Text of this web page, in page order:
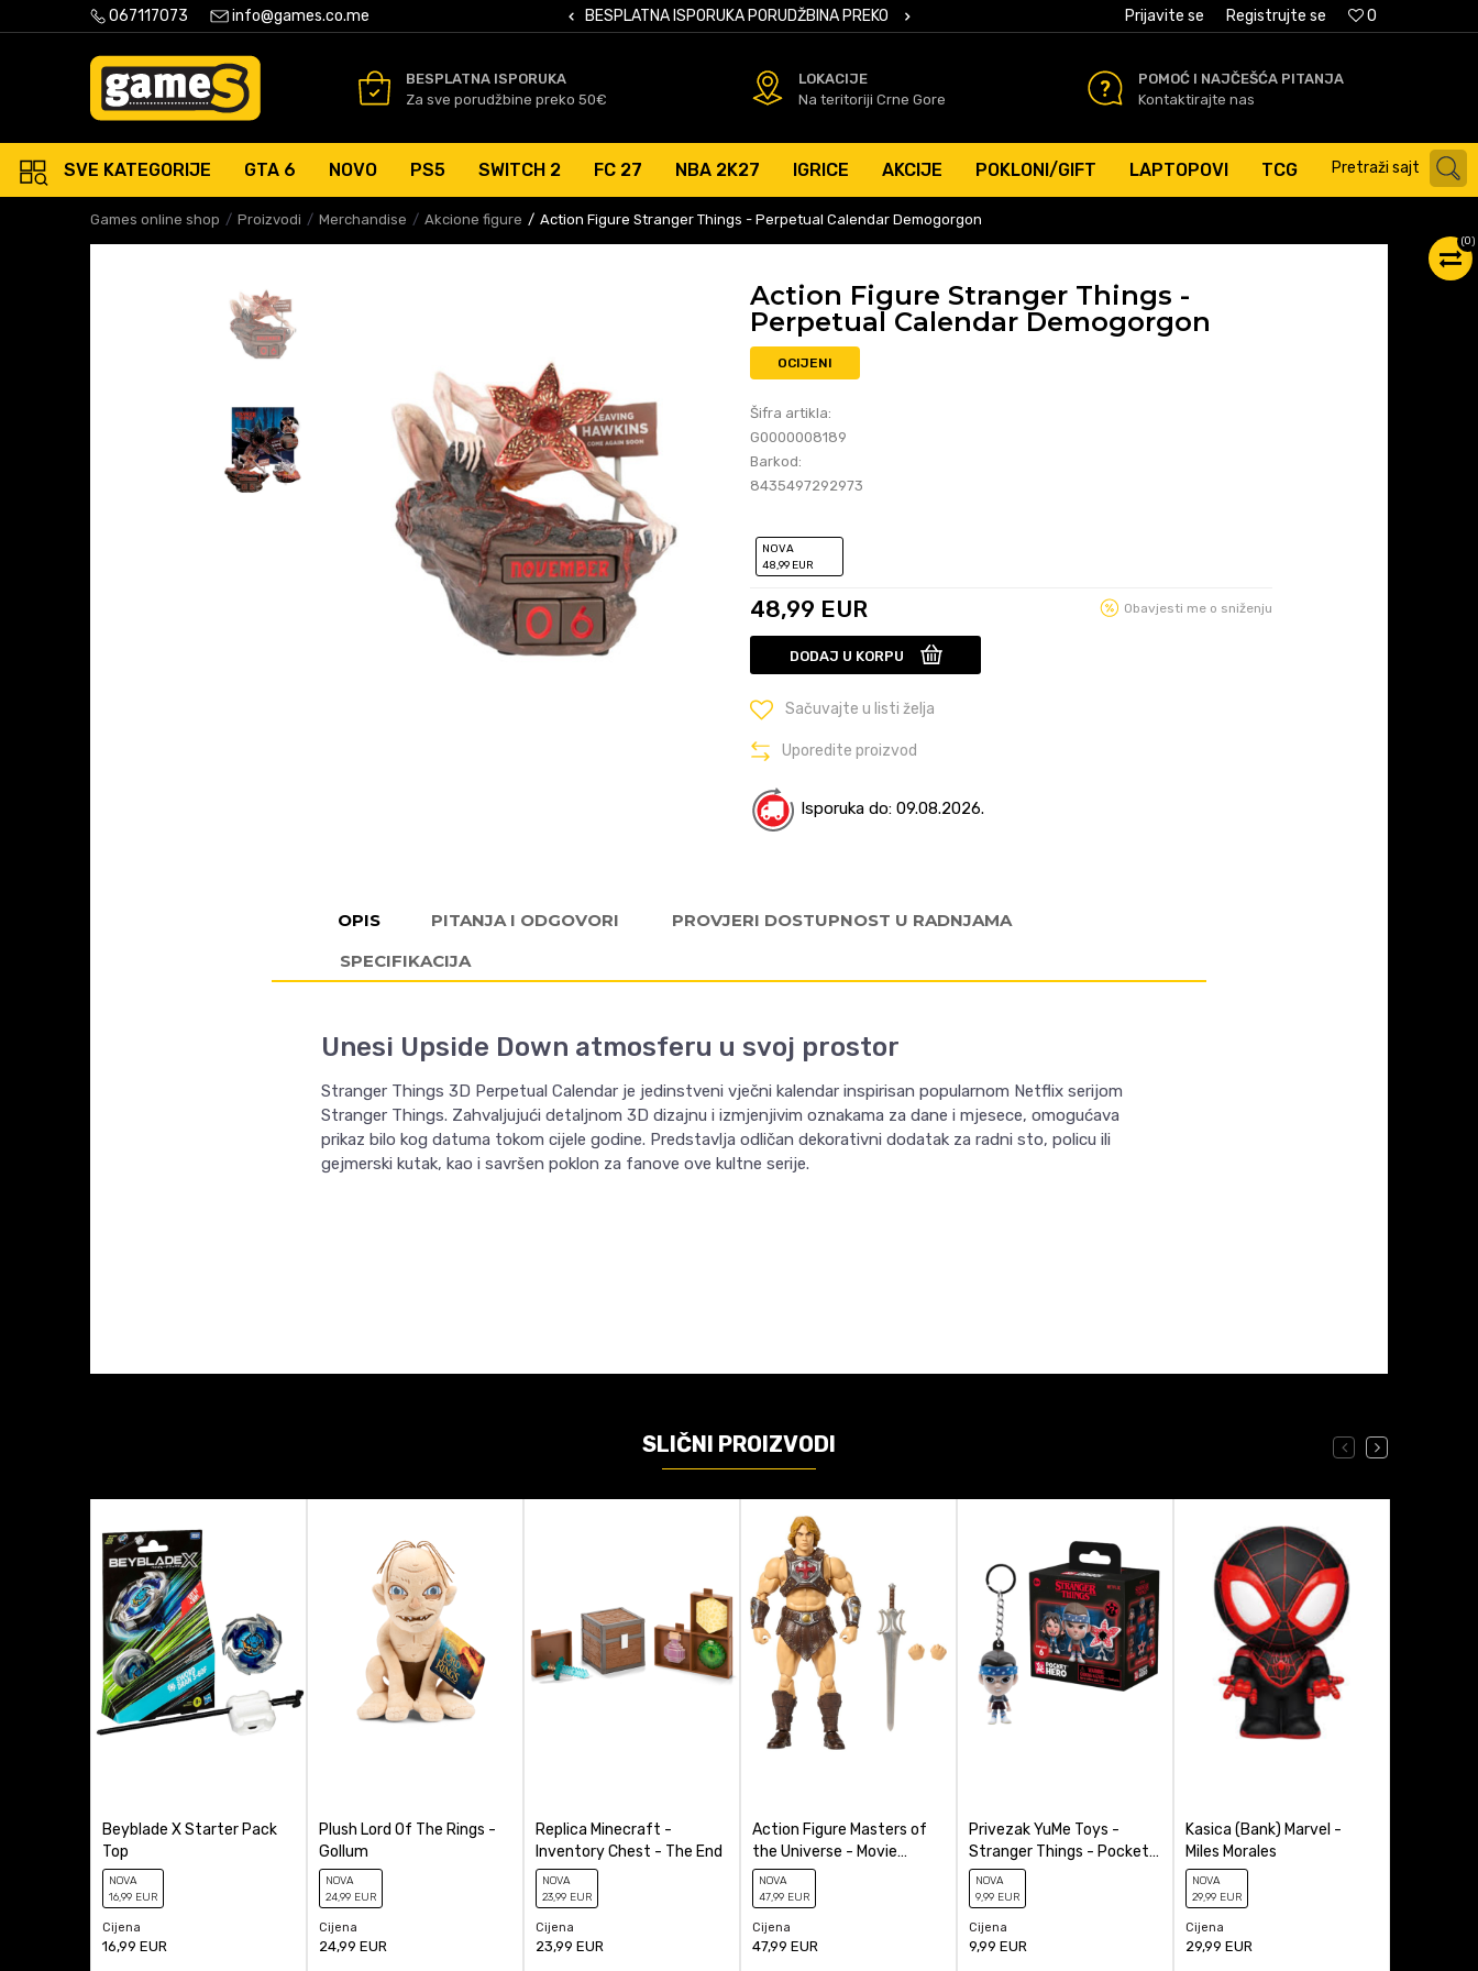
067117073 info@games.co.me
ISPORUKA PORUDŽBINA PREKO 50 EURSIGURNO PLAĆANJE PLATNIM KARTICAMA BESPLATNA ISPORUKA PORUDŽBINA PREKO 50 EURSIGURNO PLAĆANJE PLATNIM KARTICAMA 0
Prijavite se Registrujte se
BESPLATNA ISPORUKA
Za sve porudžbine preko 50€
LOKACIJE
Na teritoriji Crne Gore
POMOĆ I NAJČEŠĆA PITANJA
Kontaktirajte nas
SVE KATEGORIJE GTA 6 NOVO PS5 SWITCH 2 FC 27 NBA 2K27 IGRICE AKCIJE POKLONI/GIFT LAPTOPOVI TCG Pretraži sajt
Games online shop Proizvodi Merchandise Akcione figure Action Figure Stranger Things - Perpetual Calendar Demogorgon
(0)
Action Figure Stranger Things -
Perpetual Calendar Demogorgon
OCIJENI
Šifra artikla:
G0000008189
Barkod:
8435497292973
NOVA
48,99 EUR
48,99 EUR Obavjesti me o sniženju
DODAJ U KORPU
Sačuvajte u listi želja
Uporedite proizvod
Isporuka do: 09.08.2026.
OPIS PITANJA I ODGOVORI
PROVJERI DOSTUPNOST U RADNJAMA
SPECIFIKACIJA
Unesi Upside Down atmosferu u svoj prostor
Stranger Things 3D Perpetual Calendar je jedinstveni vječni kalendar inspirisan popularnom Netflix serijom
Stranger Things. Zahvaljujući detaljnom 3D dizajnu i izmjenjivim oznakama za dane i mjesece, omogućava
prikaz bilo kog datuma tokom cijele godine. Predstavlja odličan dekorativni dodatak za radni sto, policu ili
gejmerski kutak, kao i savršen poklon za fanove ove kultne serije.
Anti-spam zaštita - izračunajte koliko je 2 + 3 :
POŠALJI
Proizvođač Grupo Erik
Stranger Things
SLIČNI PROIZVODI
Beyblade X Starter Pack
Top
NOVA
16,99 EUR
Cijena
16,99 EUR
Plush Lord Of The Rings -
Gollum
NOVA
24,99 EUR
Cijena
24,99 EUR
Replica Minecraft -
Inventory Chest - The End
NOVA
23,99 EUR
Cijena
23,99 EUR
Action Figure Masters of
the Universe - Movie
Chronicles - He-Man
NOVA
47,99 EUR
Cijena
47,99 EUR
Privezak YuMe Toys -
Stranger Things - Pocket
Hero - Blind Box
NOVA
9,99 EUR
Cijena
9,99 EUR
Kasica (Bank) Marvel -
Miles Morales
NOVA
29,99 EUR
Cijena
29,99 EUR